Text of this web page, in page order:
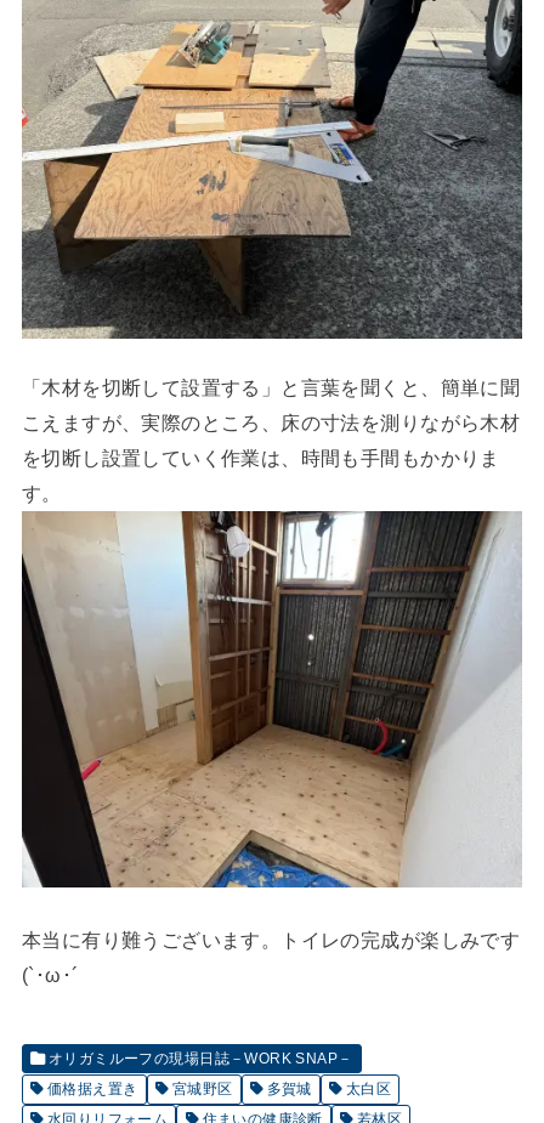
「木材を切断して設置する」と言葉を聞くと、簡単に聞
こえますが、実際のところ、床の寸法を測りながら木材
を切断し設置していく作業は、時間も手間もかかりま
す。
本当に有り難うございます。トイレの完成が楽しみです
(`･ω･´
オリガミルーフの現場日誌－WORK SNAP－
価格据え置き
宮城野区 多賀城
太白区
水回りリフォーム
住まいの健康診断 若林区